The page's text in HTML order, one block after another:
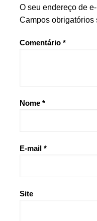
O seu endereço de
Campos obrigatórios
Comentário *
Nome *
E-mail *
Site